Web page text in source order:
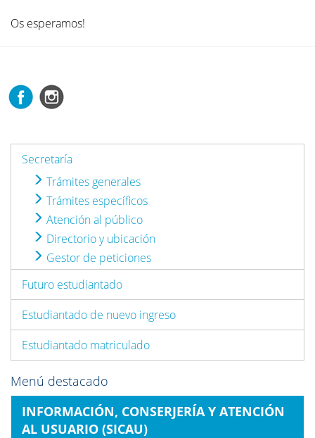
Os esperamos!
Secretaría
Trámites generales
Trámites específicos
Atención al público
Directorio y ubicación
Gestor de peticiones
Futuro estudiantado
Estudiantado de nuevo ingreso
Estudiantado matriculado
Menú destacado
INFORMACIÓN, CONSERJERÍA Y ATENCIÓN
AL USUARIO (SICAU)